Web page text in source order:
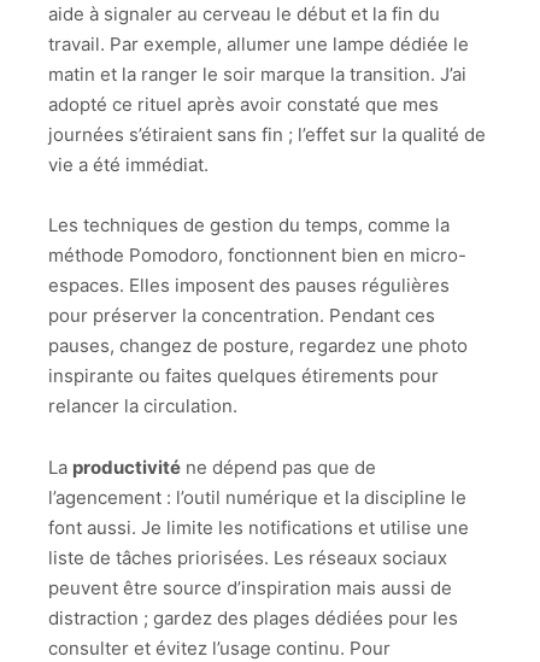
aide à signaler au cerveau le début et la fin du
travail. Par exemple, allumer une lampe dédiée le
matin et la ranger le soir marque la transition. J’ai
adopté ce rituel après avoir constaté que mes
journées s’étiraient sans fin ; l’effet sur la qualité de
vie a été immédiat.
Les techniques de gestion du temps, comme la
méthode Pomodoro, fonctionnent bien en micro-
espaces. Elles imposent des pauses régulières
pour préserver la concentration. Pendant ces
pauses, changez de posture, regardez une photo
inspirante ou faites quelques étirements pour
relancer la circulation.
La productivité ne dépend pas que de
l’agencement : l’outil numérique et la discipline le
font aussi. Je limite les notifications et utilise une
liste de tâches priorisées. Les réseaux sociaux
peuvent être source d’inspiration mais aussi de
distraction ; gardez des plages dédiées pour les
consulter et évitez l’usage continu. Pour